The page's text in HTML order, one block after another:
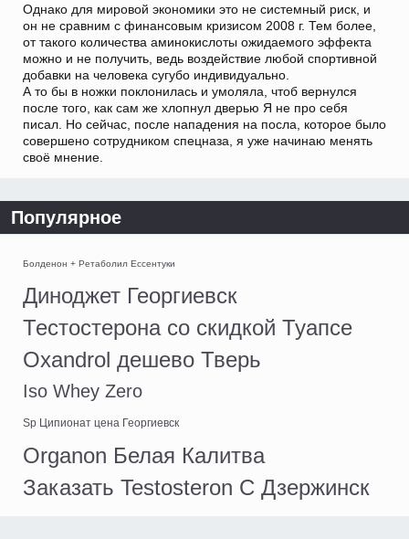
Однако для мировой экономики это не системный риск, и
он не сравним с финансовым кризисом 2008 г. Тем более,
от такого количества аминокислоты ожидаемого эффекта
можно и не получить, ведь воздействие любой спортивной
добавки на человека сугубо индивидуально.
А то бы в ножки поклонилась и умоляла, чтоб вернулся
после того, как сам же хлопнул дверью Я не про себя
писал. Но сейчас, после нападения на посла, которое было
совершено сотрудником спецназа, я уже начинаю менять
своё мнение.
Популярное
Болденон + Ретаболил Ессентуки
Диноджет Георгиевск
Тестостерона со скидкой Туапсе
Oxandrol дешево Тверь
Iso Whey Zero
Sp Ципионат цена Георгиевск
Organon Белая Калитва
Заказать Testosteron C Дзержинск